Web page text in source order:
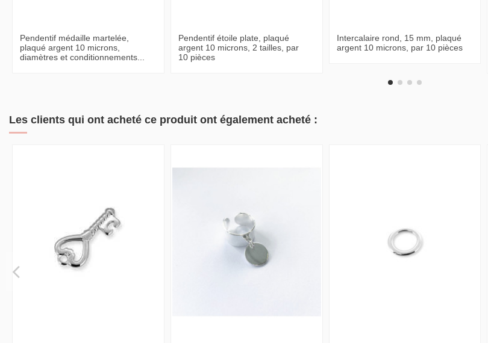
Pendentif médaille martelée,
plaqué argent 10 microns,
diamètres et conditionnements...
Pendentif étoile plate, plaqué
argent 10 microns, 2 tailles, par
10 pièces
Intercalaire rond, 15 mm, plaqué
argent 10 microns, par 10 pièces
Les clients qui ont acheté ce produit ont également acheté :